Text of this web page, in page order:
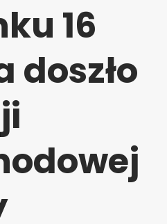
16
doszło